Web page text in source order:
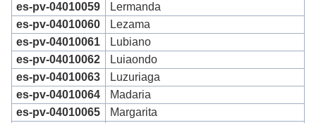
es-pv-04010059
Lermanda
es-pv-04010060
Lezama
es-pv-04010061
Lubiano
es-pv-04010062
Luiaondo
es-pv-04010063
Luzuriaga
es-pv-04010064
Madaria
es-pv-04010065
Margarita